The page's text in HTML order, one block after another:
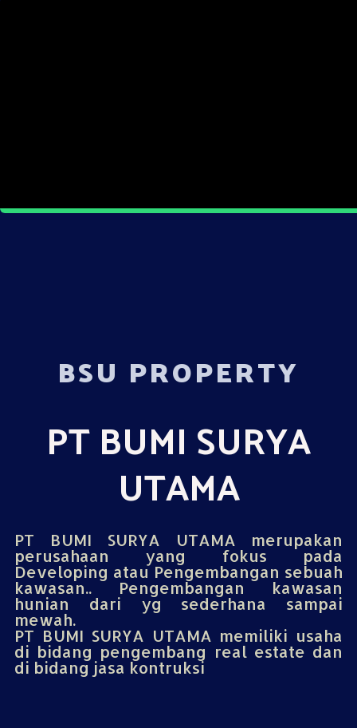
BSU PROPERTY
PT BUMI SURYA
UTAMA
PT BUMI SURYA UTAMA merupakan
perusahaan yang fokus pada
Developing atau Pengembangan sebuah
kawasan.. Pengembangan kawasan
hunian dari yg sederhana sampai
mewah.
PT BUMI SURYA UTAMA memiliki usaha
di bidang pengembang real estate dan
di bidang jasa kontruksi